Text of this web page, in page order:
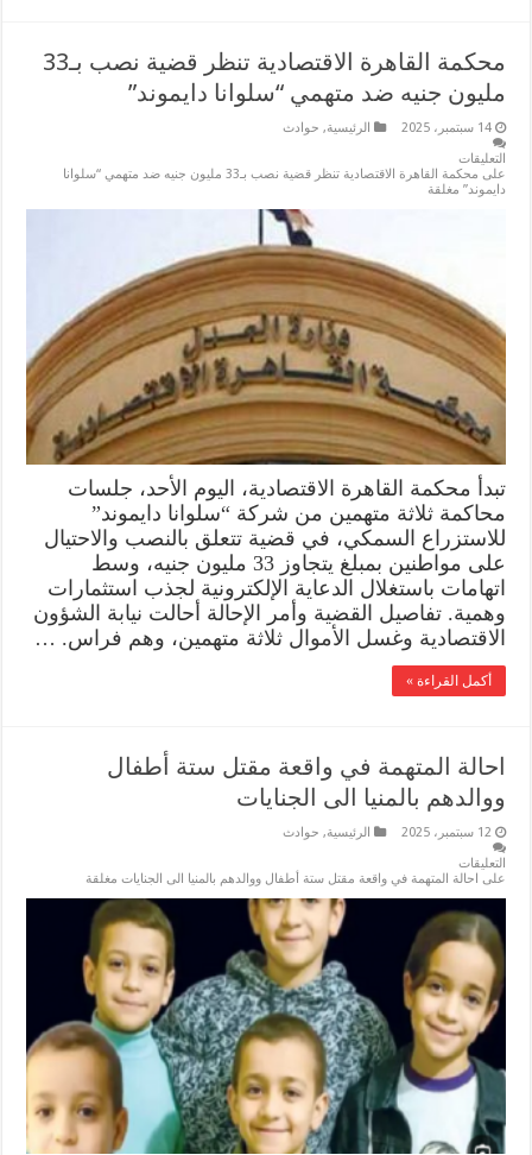
محكمة القاهرة الاقتصادية تنظر قضية نصب بـ33
مليون جنيه ضد متهمي “سلوانا دايموند”
14 سبتمبر، 2025 الرئيسية, حوادث
التعليقات
على محكمة القاهرة الاقتصادية تنظر قضية نصب بـ33 مليون جنيه ضد متهمي “سلوانا
دايموند” مغلقة
تبدأ محكمة القاهرة الاقتصادية، اليوم الأحد، جلسات
محاكمة ثلاثة متهمين من شركة “سلوانا دايموند”
للاستزراع السمكي، في قضية تتعلق بالنصب والاحتيال
على مواطنين بمبلغ يتجاوز 33 مليون جنيه، وسط
اتهامات باستغلال الدعاية الإلكترونية لجذب استثمارات
وهمية. تفاصيل القضية وأمر الإحالة أحالت نيابة الشؤون
الاقتصادية وغسل الأموال ثلاثة متهمين، وهم فراس. …
أكمل القراءة »
احالة المتهمة في واقعة مقتل ستة أطفال
ووالدهم بالمنيا الى الجنايات
12 سبتمبر، 2025 الرئيسية, حوادث
التعليقات
على احالة المتهمة في واقعة مقتل ستة أطفال ووالدهم بالمنيا الى الجنايات مغلقة